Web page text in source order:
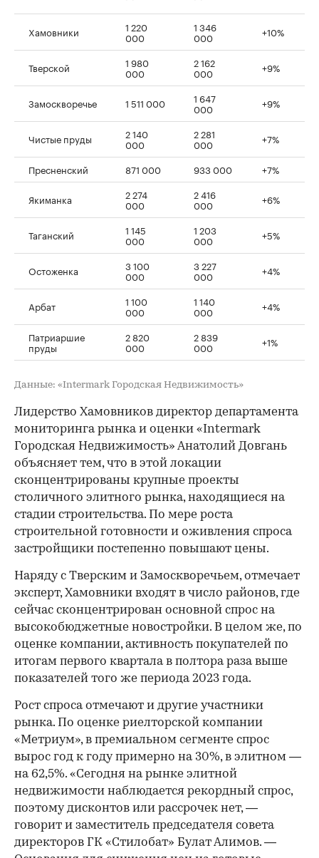
Хамовники 1 220
000
1 346
000 +10%
Тверской 1 980
000
2 162
000 +9%
Замоскворечье 1 511 000 1 647
000 +9%
Чистые пруды 2 140
000
2 281
000 +7%
Пресненский 871 000 933 000 +7%
Якиманка 2 274
000
2 416
000 +6%
Таганский 1 145
000
1 203
000 +5%
Остоженка 3 100
000
3 227
000 +4%
Арбат 1 100
000
1 140
000 +4%
Патриаршие
пруды
2 820
000
2 839
000 +1%
Данные: «Intermark Городская Недвижимость»
Лидерство Хамовников директор департамента
мониторинга рынка и оценки «Intermark
Городская Недвижимость» Анатолий Довгань
объясняет тем, что в этой локации
сконцентрированы крупные проекты
столичного элитного рынка, находящиеся на
стадии строительства. По мере роста
строительной готовности и оживления спроса
застройщики постепенно повышают цены.
Наряду с Тверским и Замоскворечьем, отмечает
эксперт, Хамовники входят в число районов, где
сейчас сконцентрирован основной спрос на
высокобюджетные новостройки. В целом же, по
оценке компании, активность покупателей по
итогам первого квартала в полтора раза выше
показателей того же периода 2023 года.
Рост спроса отмечают и другие участники
рынка. По оценке риелторcкой компании
«Метриум», в премиальном сегменте спрос
вырос год к году примерно на 30%, в элитном —
на 62,5%. «Сегодня на рынке элитной
недвижимости наблюдается рекордный спрос,
поэтому дисконтов или рассрочек нет, —
говорит и заместитель председателя совета
директоров ГК «Стилобат» Булат Алимов. —